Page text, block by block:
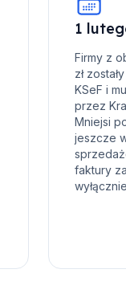
1
Firmy z
zł
KSeF i
przez
Mniejsi
jeszcze
faktury